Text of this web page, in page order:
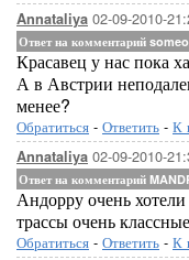
Annataliya 02-09-2010-
Ответ на комментарий
Красавец у нас пока
А в Австрии
менее?
Обратиться - Ответить - К
Annataliya 02-09-2010-
Ответ на комментарий
Андорру очень
трассы очень
Обратиться - Ответить - К